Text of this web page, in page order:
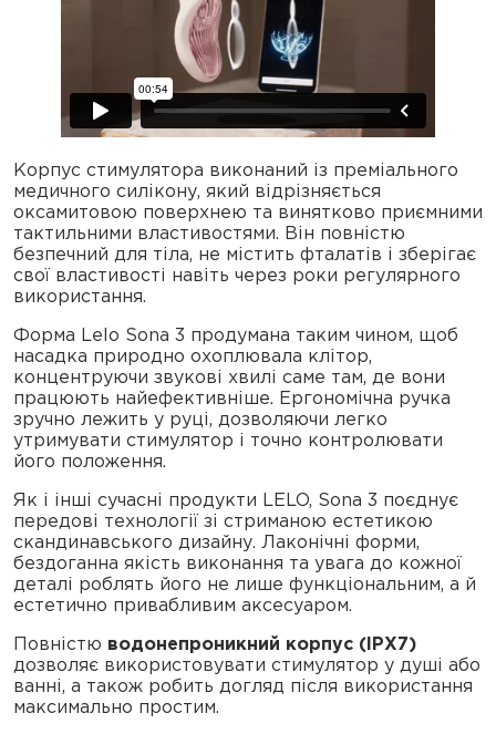
Корпус стимулятора виконаний із преміального
медичного силікону, який відрізняється
оксамитовою поверхнею та винятково приємними
тактильними властивостями. Він повністю
безпечний для тіла, не містить фталатів і зберігає
свої властивості навіть через роки регулярного
використання.
Форма Lelo Sona 3 продумана таким чином, щоб
насадка природно охоплювала клітор,
концентруючи звукові хвилі саме там, де вони
працюють найефективніше. Ергономічна ручка
зручно лежить у руці, дозволяючи легко
утримувати стимулятор і точно контролювати
його положення.
Як і інші сучасні продукти LELO, Sona 3 поєднує
передові технології зі стриманою естетикою
скандинавського дизайну. Лаконічні форми,
бездоганна якість виконання та увага до кожної
деталі роблять його не лише функціональним, а й
естетично привабливим аксесуаром.
Повністю водонепроникний корпус (IPX7)
дозволяє використовувати стимулятор у душі або
ванні, а також робить догляд після використання
максимально простим.